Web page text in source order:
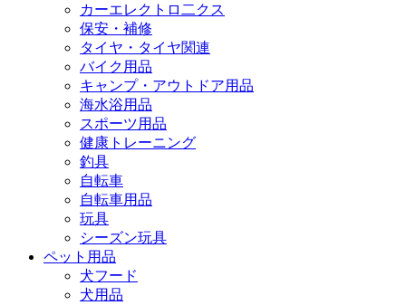
カーエレクトロ二クス
保安・補修
タイヤ・タイヤ関連
バイク用品
キャンプ・アウトドア用品
海水浴用品
スポーツ用品
健康トレーニング
釣具
自転車
自転車用品
玩具
シーズン玩具
ペット用品
犬フード
犬用品